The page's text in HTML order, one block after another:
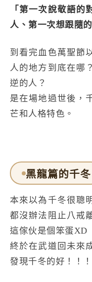
「第一次說敬語的
人、第一次想跟隨
到看完血色萬聖節
人的地方到底在哪
逆的人？
是在場地過世後，
芒和人格特色。
黑龍篇的千冬
本來以為千冬很聰
都沒辦法阻止八戒
這傢伙是個笨蛋XD
終於在武道回未來
發現千冬的好！！！